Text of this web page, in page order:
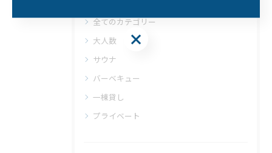
全てのカテゴリー
大人数
サウナ
バーベキュー
一棟貸し
プライベート